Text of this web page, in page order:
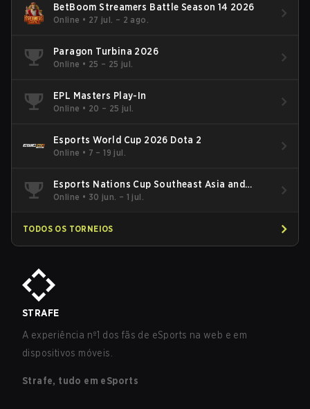
BetBoom Streamers Battle Season 14 2026
Online • 27 jul. – 2 ago.
Paragon Turbina 2026
Online • 25 – 25 jul.
EPL Masters Play-In
Online • 20 – 25 jul.
Esports World Cup 2026 Dota 2
Online • 7 – 19 jul.
Esports Nations Cup Southeast Asia and
Oceania Qualifier
Online • 30 jun. – 1 jul.
TODOS OS TORNEIOS
STRAFE
A experiência nº1 dos fãs de eSports na web e em
dispositivos móveis.
Strafe, tudo em eSports